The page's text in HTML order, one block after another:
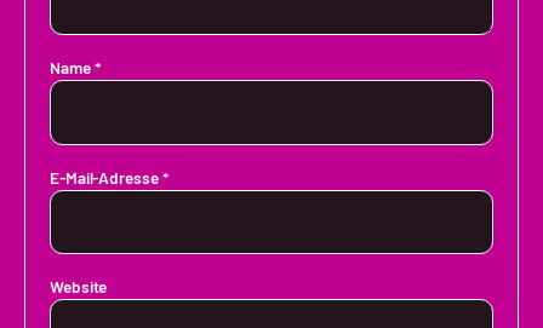
Name*
E-Mail-Adresse*
Website